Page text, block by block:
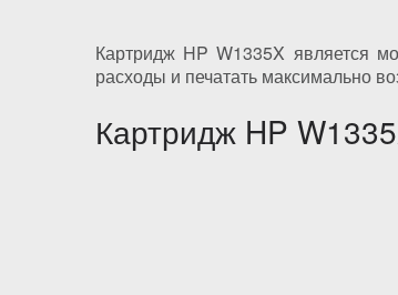
Картридж HP W1335X является
расходы и печатать максимально
Картридж HP